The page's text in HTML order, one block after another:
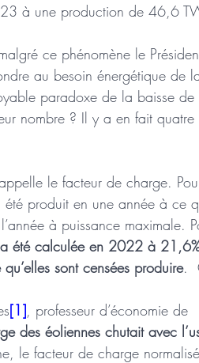
à une production de 46,6
ce phénomène le
au besoin énergétique de
paradoxe de la baisse de
nombre ? Il y a en fait quatre
le facteur de charge.
produit en une année à ce
à puissance maximale.
été calculée en 2022 à
sont censées produire.
[1], professeur d’économie de
des éoliennes chutait avec
le facteur de charge